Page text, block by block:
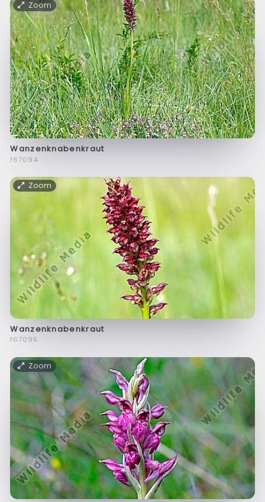
Zoom
Wanzenknabenkraut
f67094
Zoom
Wanzenknabenkraut
f67095
Zoom